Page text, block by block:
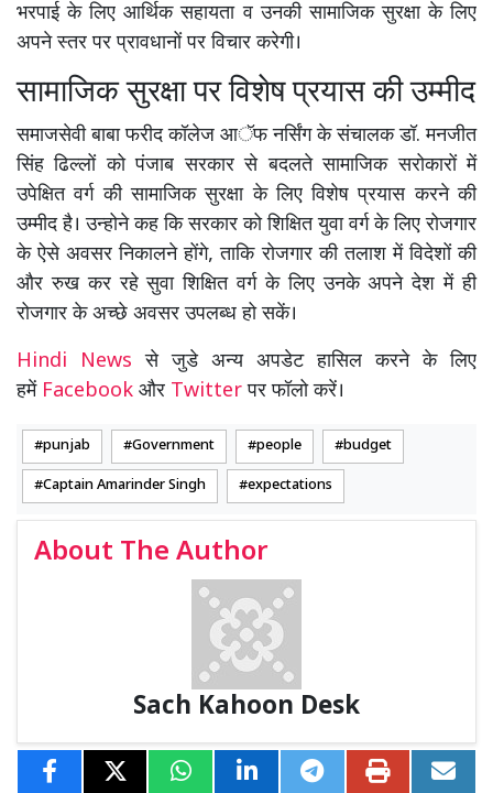
भरपाई के लिए आर्थिक सहायता व उनकी सामाजिक सुरक्षा के लिए
अपने स्तर पर प्रावधानों पर विचार करेगी।
सामाजिक सुरक्षा पर विशेष प्रयास की उम्मीद
समाजसेवी बाबा फरीद कॉलेज आॅफ नर्सिंग के संचालक डॉ. मनजीत
सिंह ढिल्लों को पंजाब सरकार से बदलते सामाजिक सरोकारों में
उपेक्षित वर्ग की सामाजिक सुरक्षा के लिए विशेष प्रयास करने की
उम्मीद है। उन्होने कह कि सरकार को शिक्षित युवा वर्ग के लिए रोजगार
के ऐसे अवसर निकालने होंगे, ताकि रोजगार की तलाश में विदेशों की
और रुख कर रहे सुवा शिक्षित वर्ग के लिए उनके अपने देश में ही
रोजगार के अच्छे अवसर उपलब्ध हो सकें।
Hindi Newsसे जुडे अन्य अपडेट हासिल करने के लिए
हमें Facebook और Twitterपर फॉलो करें।
punjab Government people budget
Captain Amarinder Singh expectations
About The Author
Sach Kahoon Desk